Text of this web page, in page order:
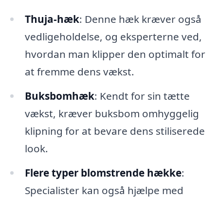
Thuja-hæk: Denne hæk kræver også
vedligeholdelse, og eksperterne ved,
hvordan man klipper den optimalt for
at fremme dens vækst.
Buksbomhæk: Kendt for sin tætte
vækst, kræver buksbom omhyggelig
klipning for at bevare dens stiliserede
look.
Flere typer blomstrende hække:
Specialister kan også hjælpe med